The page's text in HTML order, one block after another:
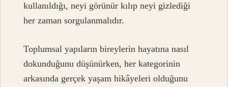
kullanıldığı, neyi görünür kılıp neyi gizlediği
her zaman sorgulanmalıdır.
Toplumsal yapıların bireylerin hayatına nasıl
dokunduğunu düşünürken, her kategorinin
arkasında gerçek yaşam hikâyeleri olduğunu